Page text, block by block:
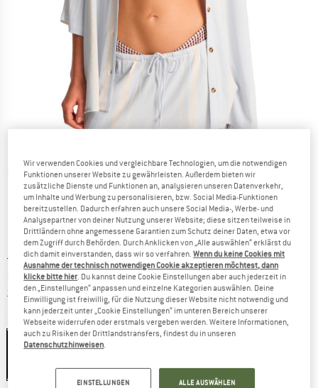
Detailansichten
Ursprünglicher Preis :
CHF58.95
Preis:
CHF35.37 inkl. MwSt., zollfreie Lieferung
zzgl. Versandkosten Informationen zu den Versandkosten. Öffnet sich in
Farbe:Mist Blue
40%
Wir verwenden Cookies und vergleichbare Technologien, um die notwendigen
Funktionen unserer Website zu gewährleisten. Außerdem bieten wir
zusätzliche Dienste und Funktionen an, analysieren unseren Datenverkehr,
um Inhalte und Werbung zu personalisieren, bzw. Social Media-Funktionen
bereitzustellen. Dadurch erfahren auch unsere Social Media-, Werbe- und
Analysepartner von deiner Nutzung unserer Website; diese sitzen teilweise in
Drittländern ohne angemessene Garantien zum Schutz deiner Daten, etwa vor
dem Zugriff durch Behörden. Durch Anklicken von „Alle auswählen“ erklärst du
dich damit einverstanden, dass wir so verfahren.Wenn du keine Cookies mit
Ausnahme der technisch notwendigen Cookie akzeptieren möchtest, dann
klicke bitte hier. Du kannst deine Cookie Einstellungen aber auch jederzeit in
den „Einstellungen“ anpassen und einzelne Kategorien auswählen. Deine
Einwilligung ist freiwillig, für die Nutzung dieser Website nicht notwendig und
kann jederzeit unter „Cookie Einstellungen“ im unteren Bereich unserer
Webseite widerrufen oder erstmals vergeben werden. Weitere Informationen,
auch zu Risiken der Drittlandstransfers, findest du in unseren
Datenschutzhinweisen.
EINSTELLUNGEN ALLE AUSWÄHLEN